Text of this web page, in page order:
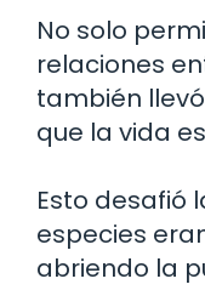
No solo
relaciones
también
que la vida
Esto desafió
especies
abriendo la